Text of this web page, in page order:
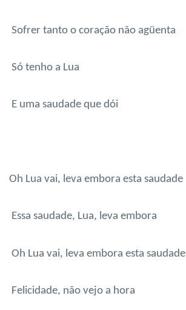
Sofrer tanto o coração não agüenta
Só tenho a Lua
E uma saudade que dói
Oh Lua vai, leva embora esta saudade
Essa saudade, Lua, leva embora
Oh Lua vai, leva embora esta saudade
Felicidade, não vejo a hora